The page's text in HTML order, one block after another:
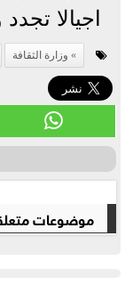
اجيالا
وزارة الثقافة
موضوعات